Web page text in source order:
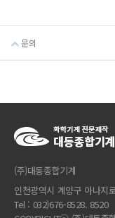
문의
(주)대동종합기계
인천광역시 계양구 아나지
Tel : 032)676-8528.